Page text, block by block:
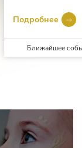
Подробнее
Ближайшее